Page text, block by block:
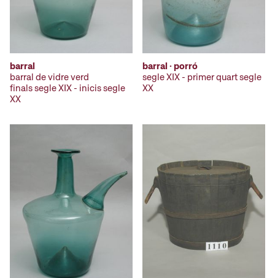
barral
barral de vidre verd
finals segle XIX - inicis segle
XX
barral · porró
segle XIX - primer quart segle
XX